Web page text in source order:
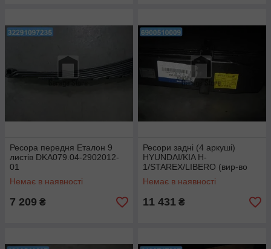
Ресора передня Еталон 9
листів DKА079.04-2902012-
01
Немає в наявності
7 209 ₴
Ресори задні (4 аркуші)
HYUNDAI/KIA H-
1/STAREX/LIBERO (вир-во
Mobis) 551004A711
Немає в наявності
11 431 ₴